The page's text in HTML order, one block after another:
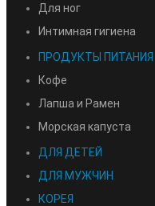
Для ног
Интимная гигиена
ПРОДУКТЫ ПИТАНИЯ
Кофе
Лапша и Рамен
Морская капуста
ДЛЯ ДЕТЕЙ
ДЛЯ МУЖЧИН
КОРЕЯ